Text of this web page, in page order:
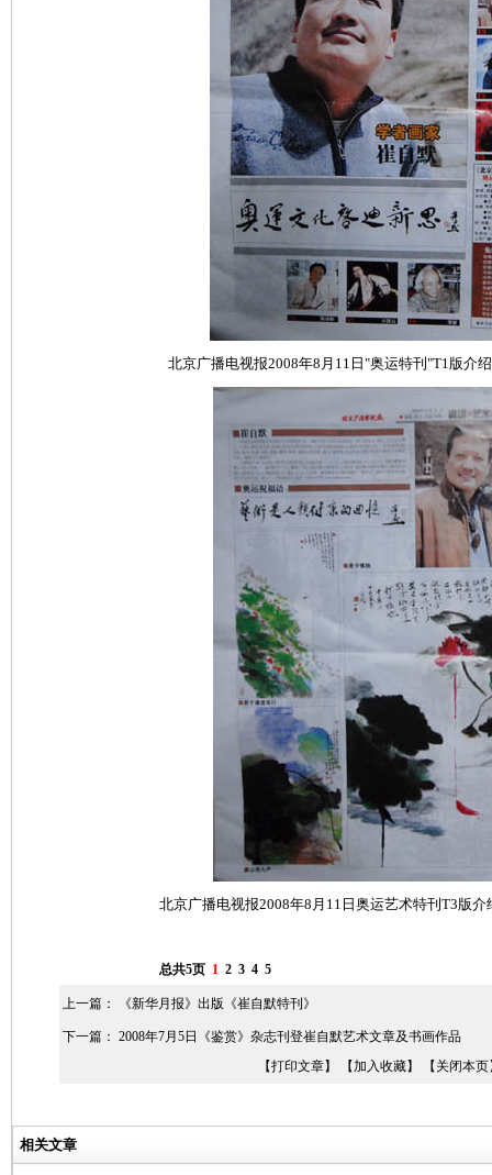
北京广播电视报2008年8月11日"奥运特刊"T1版介
北京广播电视报2008年8月11日奥运艺术特刊T3版
总共5页 1 2 3 4 5
上一篇： 《新华月报》出版《崔自默特刊》
下一篇： 2008年7月5日《鉴赏》杂志刊登崔自默艺术文章及书画作品
【打印文章】
【加入收藏】 【关闭本
相关文章